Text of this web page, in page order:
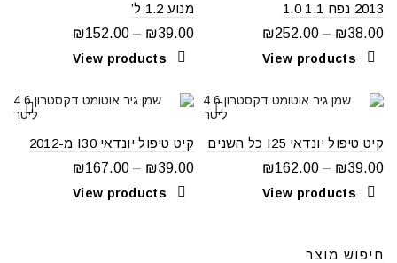
2013 נפח 1.1 1.0
₪38.00
–
₪252.00
View products
מנוע 1.2 ל’
₪39.00
–
₪152.00
View products
קיט טיפול יונדאי I25 כל השנים
₪39.00
–
₪162.00
View products
קיט טיפול יונדאי I30 מ-2012
₪39.00
–
₪167.00
View products
חיפוש מוצר